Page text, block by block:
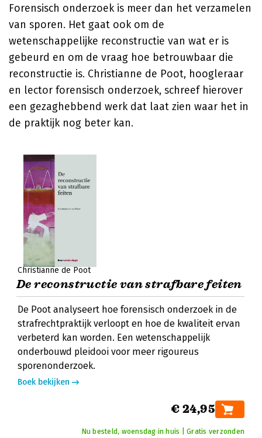
Forensisch onderzoek is meer dan het verzamelen
van sporen. Het gaat ook om de
wetenschappelijke reconstructie van wat er is
gebeurd en om de vraag hoe betrouwbaar die
reconstructie is. Christianne de Poot, hoogleraar
en lector forensisch onderzoek, schreef hierover
een gezaghebbend werk dat laat zien waar het in
de praktijk nog beter kan.
Christianne de Poot
De reconstructie van strafbare feiten
De Poot analyseert hoe forensisch onderzoek in de
strafrechtpraktijk verloopt en hoe de kwaliteit ervan
verbeterd kan worden. Een wetenschappelijk
onderbouwd pleidooi voor meer rigoureus
sporenonderzoek.
Boek bekijken
€ 24,95
Nu besteld, woensdag in huis | Gratis verzonden